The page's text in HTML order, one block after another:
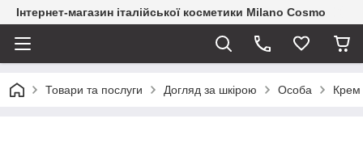
Інтернет-магазин італійської косметики Milano Cosmo
Товари та послуги Догляд за шкірою Особа Крем